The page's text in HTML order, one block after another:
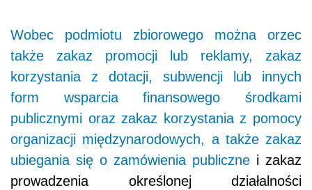
Wobec podmiotu zbiorowego można orzec
także zakaz promocji lub reklamy, zakaz
korzystania z dotacji, subwencji lub innych
form wsparcia finansowego środkami
publicznymi oraz zakaz korzystania z pomocy
organizacji międzynarodowych, a także zakaz
ubiegania się o zamówienia publiczne i zakaz
prowadzenia określonej działalności